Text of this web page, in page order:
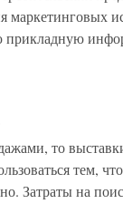
прикладную
то
тем,
Затраты на